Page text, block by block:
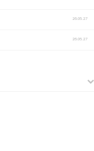
26.05.27
26.05.27